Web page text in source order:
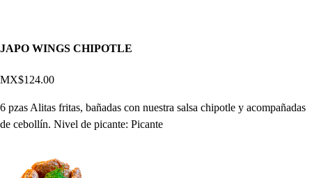
JAPO WINGS CHIPOTLE
MX$124.00
6 pzas Alitas fritas, bañadas con nuestra salsa chipotle y acompañadas
de cebollín. Nivel de picante: Picante